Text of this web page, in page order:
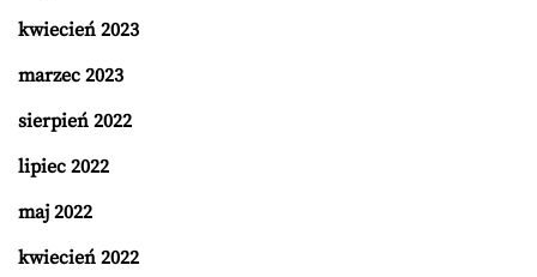
kwiecień 2023
marzec 2023
sierpień 2022
lipiec 2022
maj 2022
kwiecień 2022